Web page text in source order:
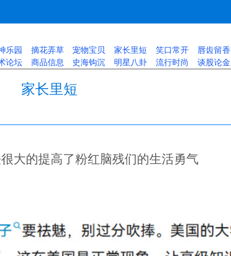
乐园 摘花弄草 宠物宝贝 家长里短 笑口常开 唇齿留香
论坛 商品信息 史海钩沉 明星八卦 流行时尚 谈股论金
家长里短
很大的提高了粉红脑残们的生活勇气